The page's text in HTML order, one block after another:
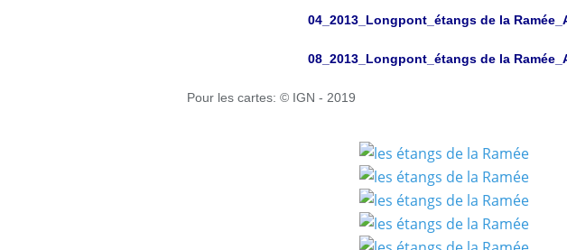
04_2013_Longpont_étangs de la
08_2013_Longpont_étangs de la
Pour les cartes: © IGN - 2019